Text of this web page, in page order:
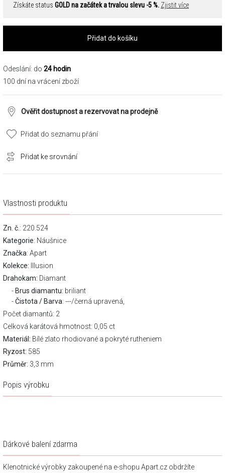
Získáte status GOLD na začátek a trvalou slevu -5 %. Zjistit více
Přidat do košíku
Odeslání: do 24 hodin
100 dní na vrácení zboží
Ověřit dostupnost a rezervovat na prodejně
Přidat do seznamu přání
Přidat ke srovnání
Vlastnosti produktu
Zn. č. : 220.524
Kategorie: Náušnice
Značka: Apart
Kolekce:
Illusion
Drahokam: Diamant
Brus diamantu: briliant
Čistota / Barva: ---/černá upravená,
Počet diamantů: 2
Celková karátová hmotnost: 0,05 ct
Materiál: Bílé zlato rhodiované a pokryté rutheniem
Ryzost: 585
Průměr: 3,3 mm
Popis výrobku
Dárkové balení zdarma
Klenotnické výrobky zakoupené na e-shopu Apart.cz obdržíte